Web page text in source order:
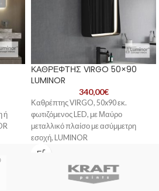
ή
ΚΑΘΡΕΦΤΗΣ VIRGO 50×90
LUMINOR
340,00€
Καθρέπτης VIRGO, 50x90 εκ.
φωτιζόμενος LED, με Μαύρο
μεταλλικό πλαίσο με ασύμμετρη
εσοχή, LUMINOR